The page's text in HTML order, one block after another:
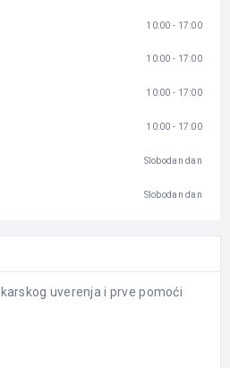
10:00 - 17:00
10:00 - 17:00
10:00 - 17:00
10:00 - 17:00
Slobodan dan
Slobodan dan
uverenja i prve pomoći